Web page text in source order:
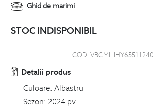
Ghid de marimi
STOC INDISPONIBIL
COD:VBCMLIIHY65511240
Detalii produs
Culoare: Albastru
Sezon: 2024 pv